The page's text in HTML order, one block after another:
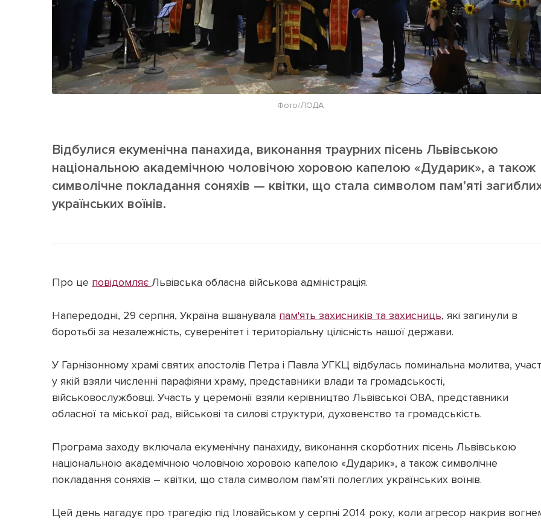
Фото/ЛОДА
Відбулися екуменічна панахида, виконання траурних пісень Львівською
національною академічною чоловічою хоровою капелою «Дударик», а також
символічне покладання соняхів — квітки, що стала символом пам’яті
українських воїнів.
Про це повідомляє Львівська обласна військова адміністрація.
Напередодні, 29 серпня, Україна вшанувала пам'ять захисників та захисниць, які загинули в
боротьбі за незалежність, суверенітет і територіальну цілісність нашої держави.
У Гарнізонному храмі святих апостолів Петра і Павла УГКЦ відбулась поминальна молитва,
у якій взяли численні парафіяни храму, представники влади та громадськості,
військовослужбовці. Участь у церемонії взяли керівництво Львівської ОВА, представники
обласної та міської рад, військові та силові структури, духовенство та громадськість.
Програма заходу включала екуменічну панахиду, виконання скорботних пісень Львівською
національною академічною чоловічою хоровою капелою «Дударик», а також символічне
покладання соняхів – квітки, що стала символом пам’яті полеглих українських воїнів.
Цей день нагадує про трагедію під Іловайськом у серпні 2014 року, коли агресор накрив